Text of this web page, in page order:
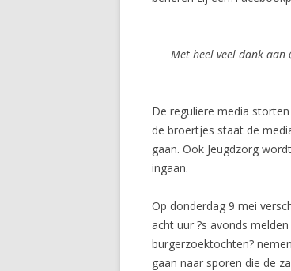
Met heel veel dank aan
De reguliere media
de broertjes staat de
gaan. Ook Jeugdzorg
ingaan.
Op donderdag 9 mei
acht uur ?s avonds
burgerzoektochten?
gaan naar sporen die de